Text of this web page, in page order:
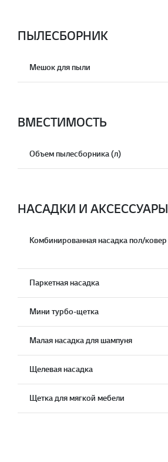
ПЫЛЕСБОРНИК
Мешок для пыли
ВМЕСТИМОСТЬ
Объем пылесборника (л)
НАСАДКИ И АКСЕССУАРЫ
Комбинированная насадка пол/ковер
Паркетная насадка
Мини турбо-щетка
Малая насадка для шампуня
Щелевая насадка
Щетка для мягкой мебели